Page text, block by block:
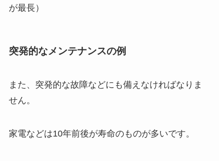
が最長）
突発的なメンテナンスの例
また、突発的な故障などにも備えなければなりま
せん。
家電などは10年前後が寿命のものが多いです。